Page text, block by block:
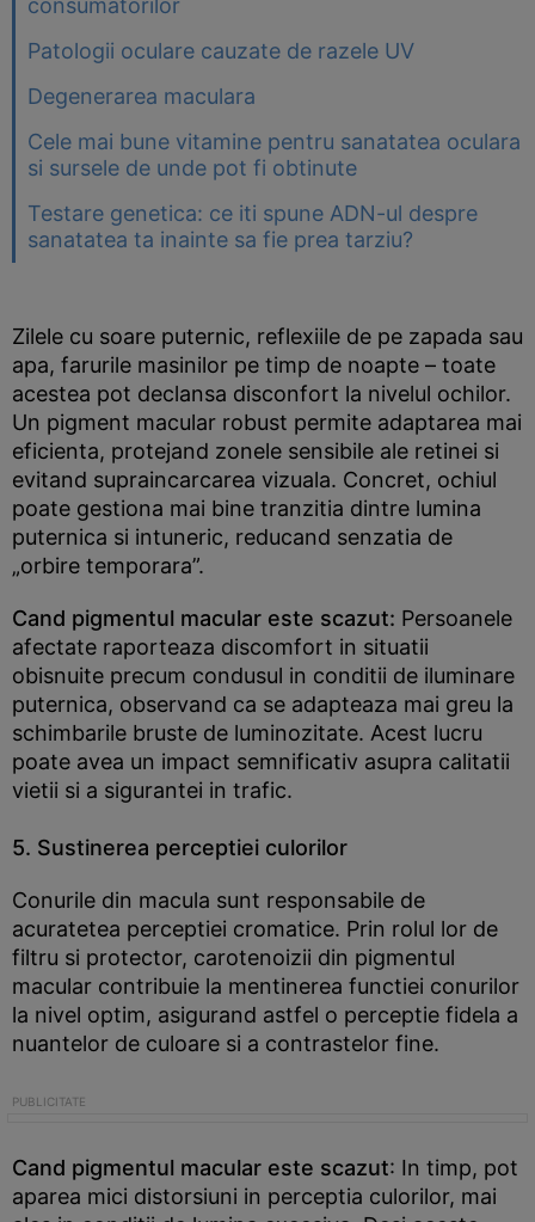
consumatorilor
Patologii oculare cauzate de razele UV
Degenerarea maculara
Cele mai bune vitamine pentru sanatatea oculara
si sursele de unde pot fi obtinute
Testare genetica: ce iti spune ADN-ul despre
sanatatea ta inainte sa fie prea tarziu?
Zilele cu soare puternic, reflexiile de pe zapada sau
apa, farurile masinilor pe timp de noapte – toate
acestea pot declansa disconfort la nivelul ochilor.
Un pigment macular robust permite adaptarea mai
eficienta, protejand zonele sensibile ale retinei si
evitand supraincarcarea vizuala. Concret, ochiul
poate gestiona mai bine tranzitia dintre lumina
puternica si intuneric, reducand senzatia de
„orbire temporara”.
Cand pigmentul macular este scazut: Persoanele
afectate raporteaza discomfort in situatii
obisnuite precum condusul in conditii de iluminare
puternica, observand ca se adapteaza mai greu la
schimbarile bruste de luminozitate. Acest lucru
poate avea un impact semnificativ asupra calitatii
vietii si a sigurantei in trafic.
5. Sustinerea perceptiei culorilor
Conurile din macula sunt responsabile de
acuratetea perceptiei cromatice. Prin rolul lor de
filtru si protector, carotenoizii din pigmentul
macular contribuie la mentinerea functiei conurilor
la nivel optim, asigurand astfel o perceptie fidela a
nuantelor de culoare si a contrastelor fine.
Cand pigmentul macular este scazut: In timp, pot
aparea mici distorsiuni in perceptia culorilor, mai